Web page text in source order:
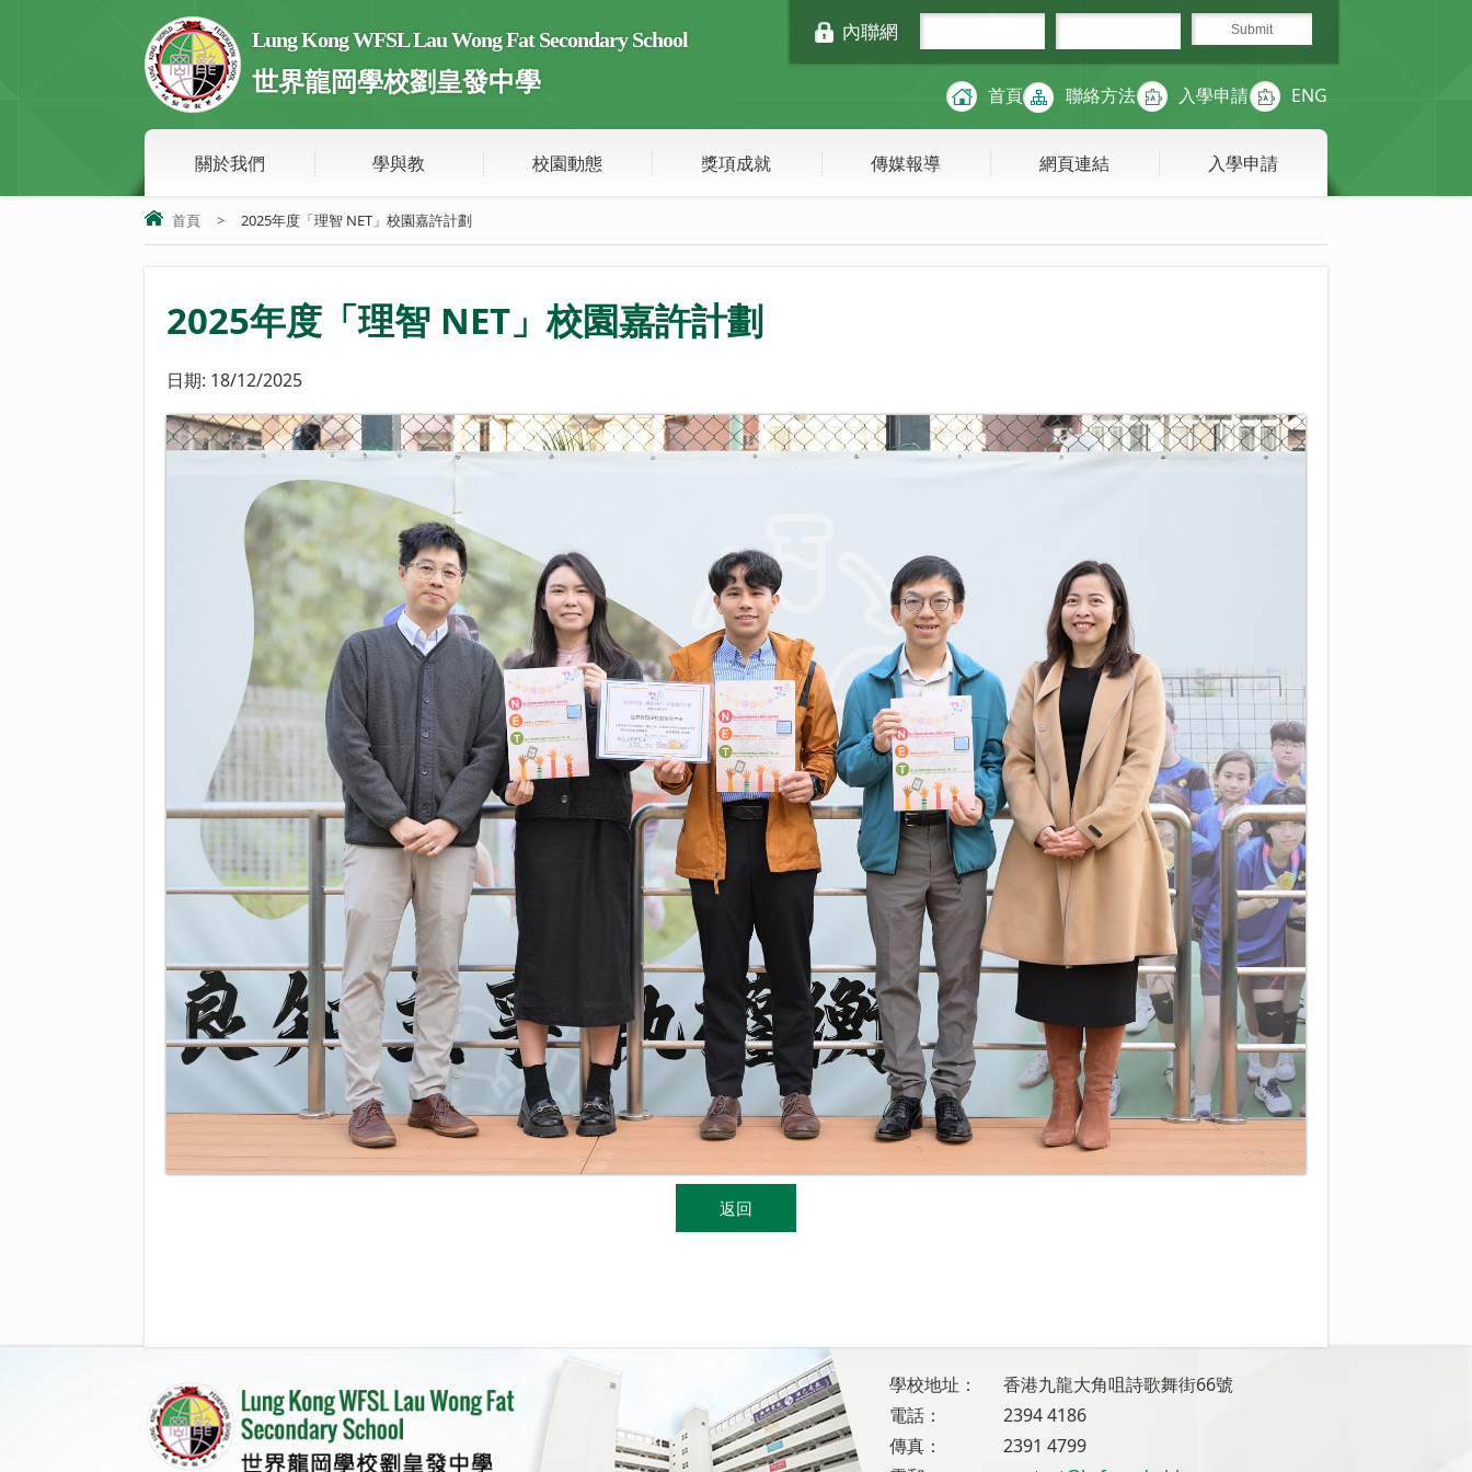
Lung Kong WFSL Lau Wong Fat Secondary School
世界龍岡學校劉皇發中學
內聯網
首頁 聯絡方法 入學申請 ENG
關於我們 學與教 校園動態 獎項成就 傳媒報導 網頁連結 入學申請
首頁 > 2025年度「理智 NET」校園嘉許計劃
2025年度「理智 NET」校園嘉許計劃
日期: 18/12/2025
返回
學校地址：
香港九龍大角咀詩歌舞街66號
電話：
2394 4186
傳真：
2391 4799